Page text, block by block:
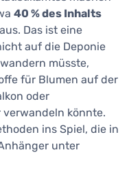
40 % des Inhalts
aus. Das ist eine
auf die Deponie
müsste,
für Blumen auf der
oder
verwandeln könnte.
ins Spiel, die in
unter